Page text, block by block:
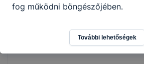
fog működni böngészőjében.
További lehetőségek